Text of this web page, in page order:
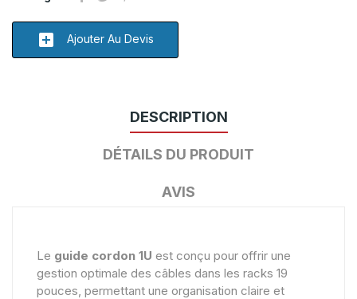
add_box Ajouter Au Devis
DESCRIPTION
DÉTAILS DU PRODUIT
AVIS
Le guide cordon 1U est conçu pour offrir une
gestion optimale des câbles dans les racks 19
pouces, permettant une organisation claire et